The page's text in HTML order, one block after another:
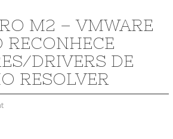
M2 – VMWARE
DRIVERS DE
RESOLVER